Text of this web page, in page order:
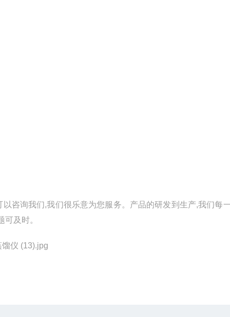
咨询我们,我们很乐意为您服务。产品的研发到生产,我们每
及时。